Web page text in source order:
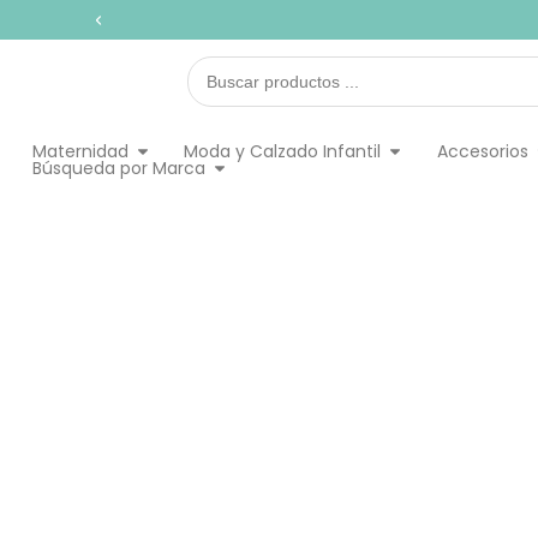
contenido
Search
...
Maternidad Abrir Maternidad
Moda y Calzado Infantil Abrir Moda y
Accesorios
Búsqueda por Marca Abrir Búsqueda por Marca